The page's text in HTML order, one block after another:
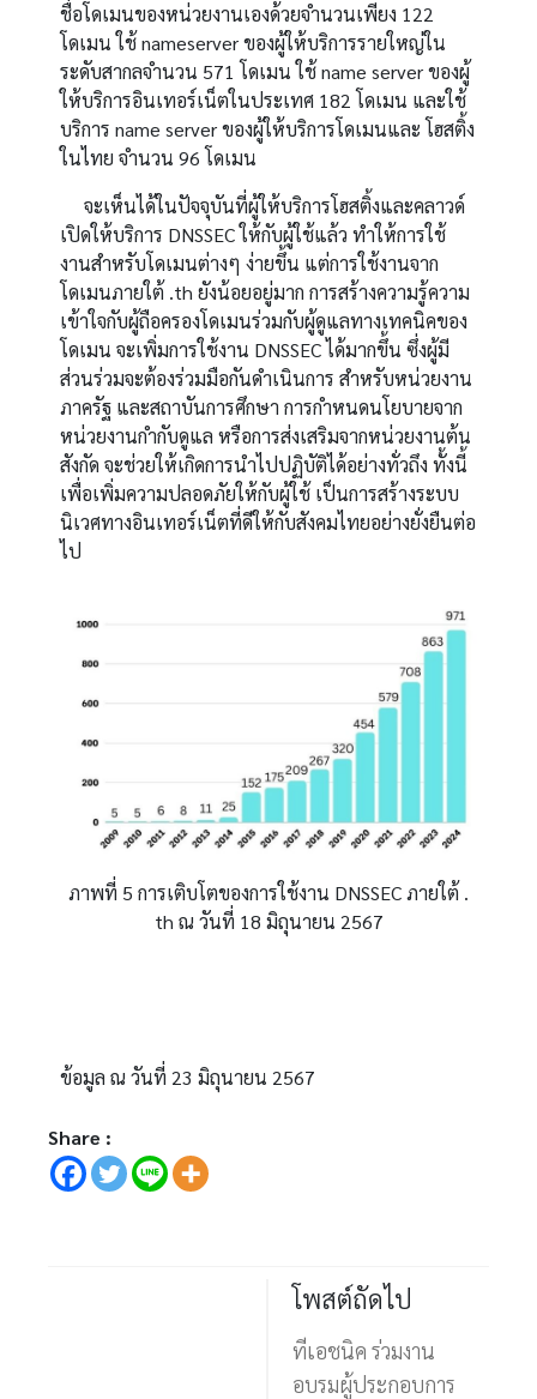
ชื่อโดเมนของหน่วยงานเองด้วยจำนวนเพียง 122
โดเมน ใช้nameserverของผู้ให้บริการรายใหญ่ใน
ระดับสากลจำนวน 571โดเมน ใช้name serverของผู้
ให้บริการอินเทอร์เน็ตในประเทศ 182โดเมน และใช้
บริการ name serverของผู้ให้บริการโดเมนและ โฮสติ้ง
ในไทย จำนวน 96โดเมน
จะเห็นได้ในปัจจุบันที่ผู้ให้บริการโฮสติ้งและคลาวด์
เปิดให้บริการ DNSSECให้กับผู้ใช้แล้ว ทำให้การใช้
งานสำหรับโดเมนต่างๆ ง่ายขึ้น แต่การใช้งานจาก
โดเมนภายใต้ .thยังน้อยอยู่มาก การสร้างความรู้ความ
เข้าใจกับผู้ถือครองโดเมนร่วมกับผู้ดูแลทางเทคนิคของ
โดเมน จะเพิ่มการใช้งาน DNSSECได้มากขึ้น ซึ่งผู้มี
ส่วนร่วมจะต้องร่วมมือกันดำเนินการ สำหรับหน่วยงาน
ภาครัฐ และสถาบันการศึกษา การกำหนดนโยบายจาก
หน่วยงานกำกับดูแล หรือการส่งเสริมจากหน่วยงานต้น
สังกัด จะช่วยให้เกิดการนำไปปฏิบัติได้อย่างทั่วถึง ทั้งนี้
เพื่อเพิ่มความปลอดภัยให้กับผู้ใช้ เป็นการสร้างระบบ
นิเวศทางอินเทอร์เน็ตที่ดีให้กับสังคมไทยอย่างยั่งยืนต่อ
ไป
ภาพที่ 5 การเติบโตของการใช้งาน DNSSECภายใต้ .
th ณ วันที่ 18 มิถุนายน 2567
ข้อมูล ณ วันที่ 23 มิถุนายน 2567
Share :
โพสต์ถัดไป
ทีเอชนิค ร่วมงาน
อบรมผู้ประกอบการ